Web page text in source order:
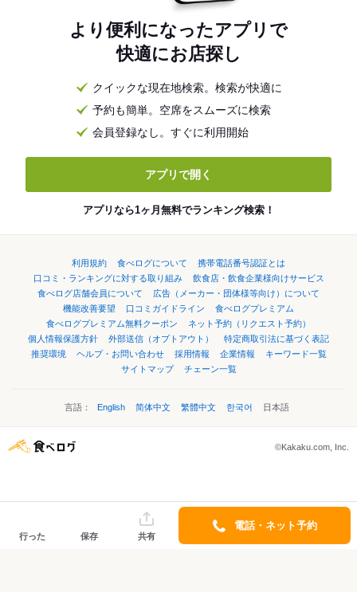
より便利になったアプリで
快適にお店探し
クイックな現在地検索。検索が快適に
予約も簡単。空席をスムーズに検索
会員登録なし。すぐに利用開始
アプリで開く
アプリなら1ヶ月無料でランキング検索！
利用規約 食べログについて
携帯電話番号認証とは
口コミ・ランキングに対する取り組み
飲食店・飲食企業様向けサービス
食べログ店舗会員について
広告（メーカー・団体様等向け）について
機能改善要望
口コミガイドライン
食べログプレミアム
食べログプレミアム無料クーポン
ネット予約（リクエスト予約）
個人情報保護方針
外部送信（オプトアウト）
特定商取引法に基づく表記
推奨環境
ヘルプ・お問い合わせ 採用情報 企業情報
キーワード一覧
サイトマップ
チェーン一覧
言語： English 简体中文 繁體中文 한국어 日本語
©Kakaku.com, Inc.
行った 保存 共有
電話・ネット予約